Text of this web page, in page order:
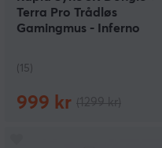
Terra Pro Trådløs
Gamingmus - Inferno
(15)
999 kr